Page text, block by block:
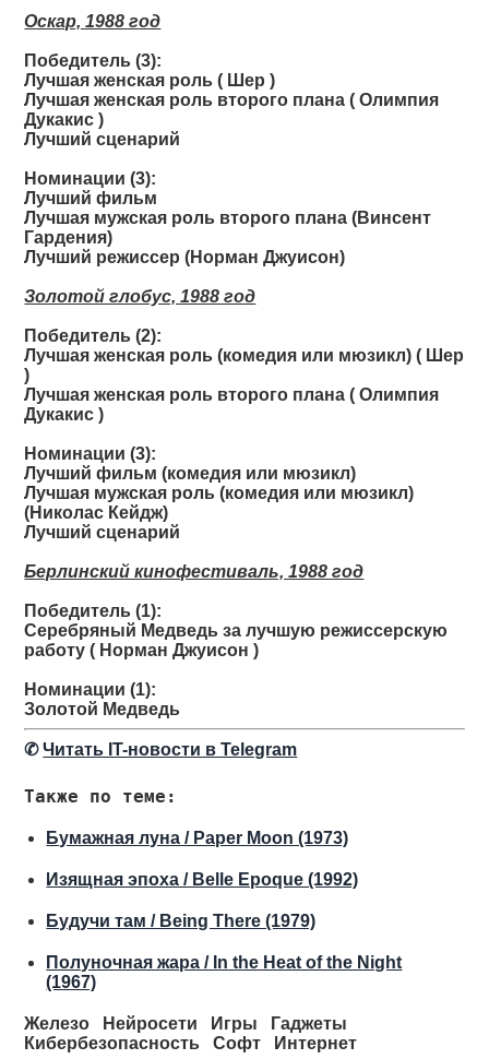
Оскар, 1988 год
Победитель (3):
Лучшая женская роль ( Шер )
Лучшая женская роль второго плана ( Олимпия
Дукакис )
Лучший сценарий
Номинации (3):
Лучший фильм
Лучшая мужская роль второго плана (Винсент
Гардения)
Лучший режиссер (Норман Джуисон)
Золотой глобус, 1988 год
Победитель (2):
Лучшая женская роль (комедия или мюзикл) ( Шер
)
Лучшая женская роль второго плана ( Олимпия
Дукакис )
Номинации (3):
Лучший фильм (комедия или мюзикл)
Лучшая мужская роль (комедия или мюзикл)
(Николас Кейдж)
Лучший сценарий
Берлинский кинофестиваль, 1988 год
Победитель (1):
Серебряный Медведь за лучшую режиссерскую
работу ( Норман Джуисон )
Номинации (1):
Золотой Медведь
✆Читать IT-новости в Telegram
Также по теме:
Бумажная луна / Paper Moon (1973)
Изящная эпоха / Belle Epoque (1992)
Будучи там / Being There (1979)
Полуночная жара / In the Heat of the Night
(1967)
Железо Нейросети Игры
Гаджеты
Кибербезопасность
Софт Интернет